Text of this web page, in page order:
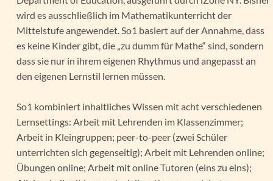
wird es ausschließlich im Mathematikunterricht der
Mittelstufe angewendet. So1 basiert auf der Annahme, dass
es keine Kinder gibt, die „zu dumm für Mathe“ sind, sondern
dass sie nur in ihrem eigenen Rhythmus und angepasst an
den eigenen Lernstil lernen müssen.
So1 kombiniert inhaltliches Wissen mit acht verschiedenen
Lernsettings: Arbeit mit Lehrenden im Klassenzimmer;
Arbeit in Kleingruppen; peer-to-peer (zwei Schüler
unterrichten sich gegenseitig); Arbeit mit Lehrenden online;
Übungen online; Arbeit mit online Tutoren (eins zu eins);